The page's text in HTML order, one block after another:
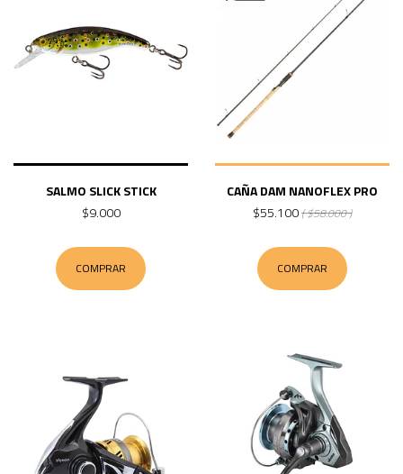
SALMO SLICK STICK
$9.000
COMPRAR
CAÑA DAM NANOFLEX PRO
$55.100( $58.000 )
COMPRAR